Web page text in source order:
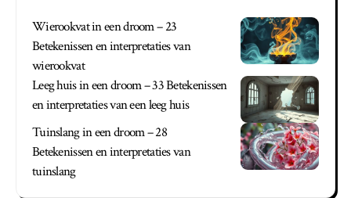
Wierookvat in een droom – 23
Betekenissen en interpretaties van
wierookvat
Leeg huis in een droom – 33 Betekenissen
en interpretaties van een leeg huis
Tuinslang in een droom – 28
Betekenissen en interpretaties van
tuinslang